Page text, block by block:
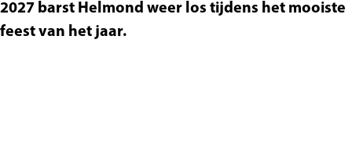
2027 barst Helmond weer los tijdens het mooiste
feest van het jaar.